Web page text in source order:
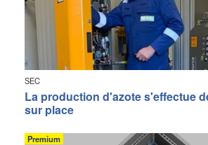
SEC
La production d'azote s'effectue
sur place
Premium